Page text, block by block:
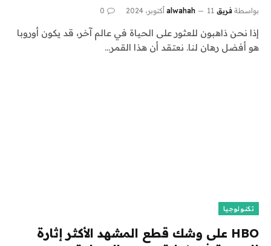
بواسطة فريق alwahah 11 أكتوبر، 2024 0
إذا نحن ذاهبون للعثور على الحياة في عالم آخر، قد يكون أوروبا
هو أفضل رهان لنا. نعتقد أن هذا القمر…
تكنولوجيا
HBO على وشك قطع المشهد الأكثر إثارة